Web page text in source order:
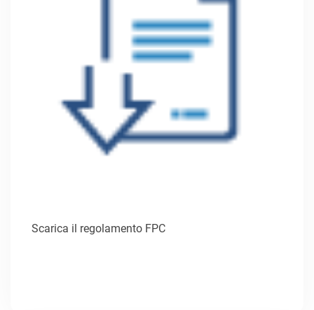
Scarica il regolamento FPC